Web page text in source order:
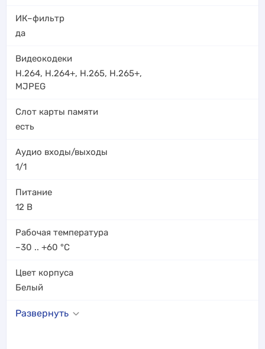
ИК–фильтр
да
Видеокодеки
H.264, H.264+, H.265, H.265+,
MJPEG
Слот карты памяти
есть
Аудио входы/выходы
1/1
Питание
12 В
Рабочая температура
–30 .. +60 °C
Цвет корпуса
Белый
Развернуть